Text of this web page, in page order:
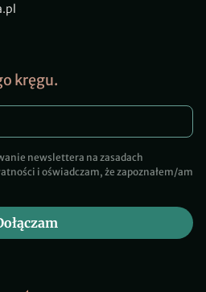
kręgu.
newslettera na zasadach
i oświadczam, że zapoznałem/am